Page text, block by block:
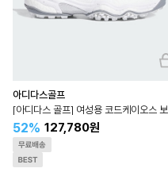
아디다스골프
52% 127,780원